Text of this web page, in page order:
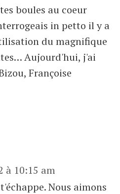
boules au coeur
in petto il y a
du magnifique
Aujourd'hui, j'ai
Françoise
à 10:15 am
Nous aimons